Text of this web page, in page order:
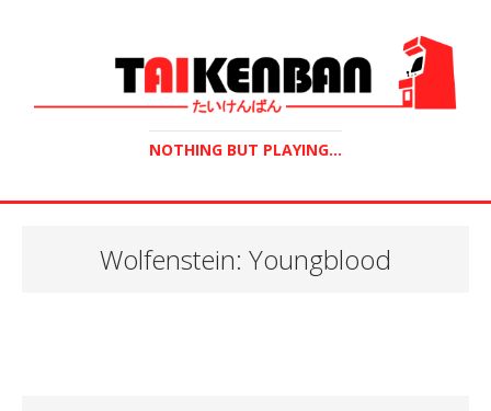
NOTHING BUT PLAYING...
Wolfenstein: Youngblood